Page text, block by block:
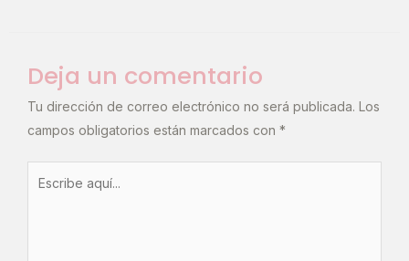
Deja un comentario
Tu dirección de correo electrónico no será publicada. Los
campos obligatorios están marcados con *